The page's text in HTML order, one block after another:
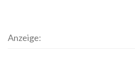
Anzeige: